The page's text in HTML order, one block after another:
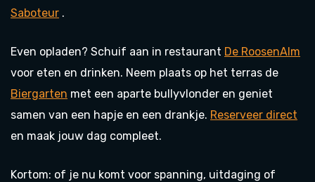
Saboteur .
Even opladen? Schuif aan in restaurant De RoosenAlm
voor eten en drinken. Neem plaats op het terras de
Biergarten met een aparte bullyvlonder en geniet
samen van een hapje en een drankje. Reserveer direct
en maak jouw dag compleet.
Kortom: of je nu komt voor spanning, uitdaging of